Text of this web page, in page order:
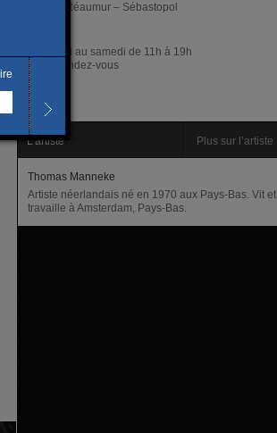
Réaumur – Sébastopol
Du mardi au samedi de 11h à 19h
Et sur rendez-vous
L’artiste Plus sur l’artiste
Thomas Manneke
Artiste néerlandais né en 1970 aux Pays-Bas. Vit et
travaille à Amsterdam, Pays-Bas.